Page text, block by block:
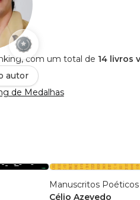
com um total de 14 livros
autor
de Medalhas
Manuscritos Poéticos
Célio Azevedo